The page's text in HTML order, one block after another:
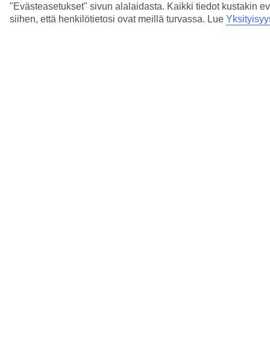
"Evästeasetukset" sivun alalaidasta. Kaikki tiedot kustakin
siihen, että henkilötietosi ovat meillä turvassa. Lue